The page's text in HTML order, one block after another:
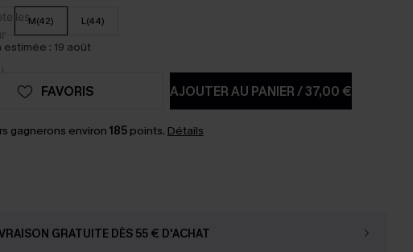
M(42) L(44)
estimée : 19 août
AJOUTER AU PANIER/37,00 €
FAVORIS
gagnerons environ 185points. Détails
GRATUITE DÈS 55 € D'ACHAT